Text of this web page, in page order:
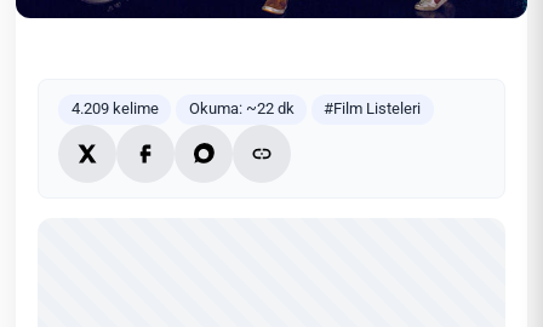
4.209 kelime Okuma: ~22 dk #Film Listeleri